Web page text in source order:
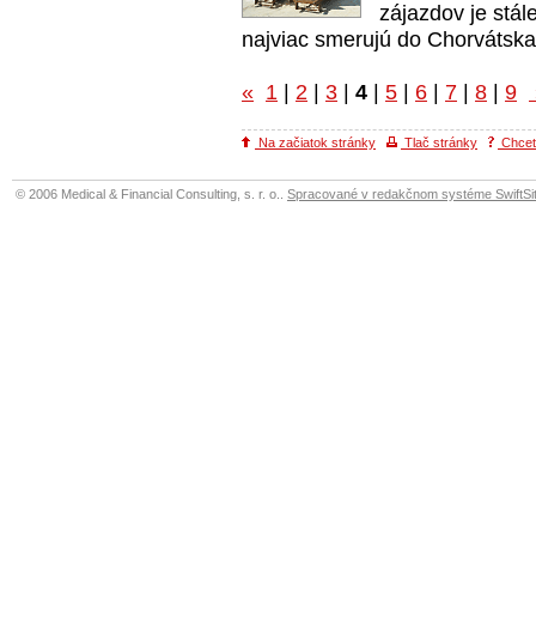
zájazdov je
najviac smerujú do
« 1 2 3 4 5 6 7 8 9
Na začiatok stránky Tlač stránky
© 2006 Medical & Financial Consulting, s. r. o.. Spracované v redakčnom systéme